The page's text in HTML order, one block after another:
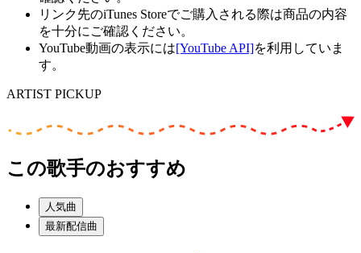
リンク先のiTunes Storeでご購入される際は商品の内容
を十分にご確認ください。
YouTube動画の表示には[YouTube API]を利用していま
す。
ARTIST PICKUP
この歌手のおすすめ
人気曲
最新配信曲